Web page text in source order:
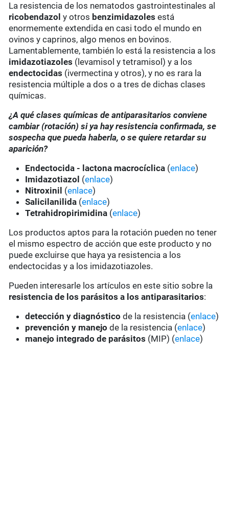
La resistencia de los nematodos gastrointestinales al
ricobendazoly otros benzimidazoles está
enormemente extendida en casi todo el mundo en
ovinos y caprinos, algo menos en bovinos.
Lamentablemente, también lo está la resistencia a los
imidazotiazoles (levamisol y tetramisol) y a los
endectocidas (ivermectina y otros), y no es rara la
resistencia múltiple a dos o a tres de dichas clases
químicas.
¿A qué clases químicas de antiparasitarios conviene
cambiar (rotación) si ya hay resistencia confirmada, se
sospecha que pueda haberla, o se quiere retardar su
aparición?
Endectocida - lactona macrocíclica (enlace)
Imidazotiazol (enlace)
Nitroxinil (enlace)
Salicilanilida (enlace)
Tetrahidropirimidina (enlace)
Los productos aptos para la rotación pueden no tener
el mismo espectro de acción que este producto y no
puede excluirse que haya ya resistencia a los
endectocidas y a los imidazotiazoles.
Pueden interesarle los artículos en este sitio sobre la
resistencia de los parásitos a los antiparasitarios:
detección y diagnóstico de la resistencia (enlace)
prevención y manejo de la resistencia (enlace)
manejo integrado de parásitos (MIP) (enlace)